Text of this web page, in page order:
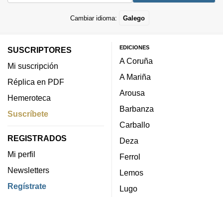
Cambiar idioma: Galego
SUSCRIPTORES
Mi suscripción
Réplica en PDF
Hemeroteca
Suscríbete
REGISTRADOS
Mi perfil
Newsletters
Regístrate
EDICIONES
A Coruña
A Mariña
Arousa
Barbanza
Carballo
Deza
Ferrol
Lemos
Lugo